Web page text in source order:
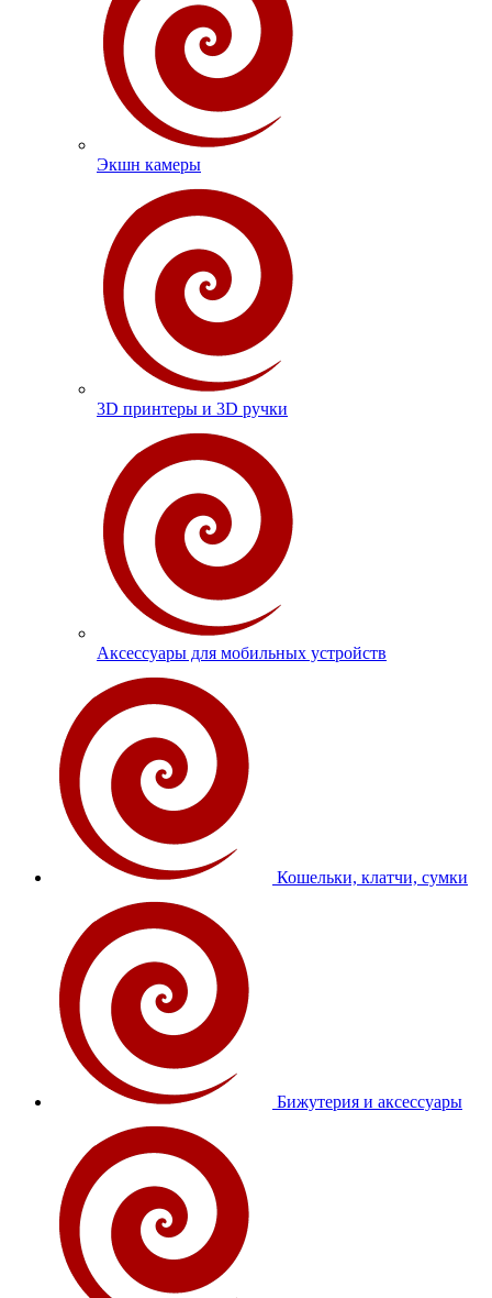
Экшн камеры
3D принтеры и 3D ручки
Аксессуары для мобильных устройств
Кошельки, клатчи, сумки
Бижутерия и аксессуары